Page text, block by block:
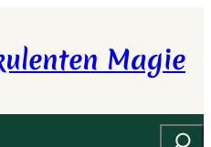
Magie
Suchen